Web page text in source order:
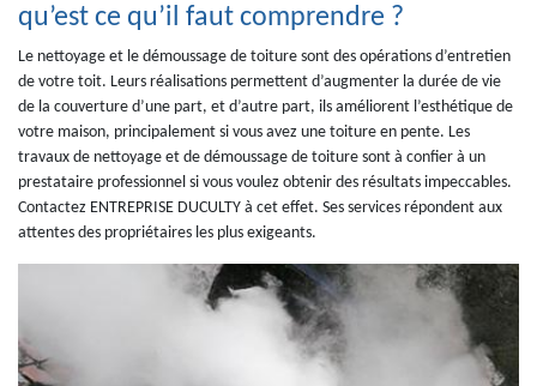
qu’est ce qu’il faut comprendre ?
Le nettoyage et le démoussage de toiture sont des opérations d’entretien
de votre toit. Leurs réalisations permettent d’augmenter la durée de vie
de la couverture d’une part, et d’autre part, ils améliorent l’esthétique de
votre maison, principalement si vous avez une toiture en pente. Les
travaux de nettoyage et de démoussage de toiture sont à confier à un
prestataire professionnel si vous voulez obtenir des résultats impeccables.
Contactez ENTREPRISE DUCULTY à cet effet. Ses services répondent aux
attentes des propriétaires les plus exigeants.